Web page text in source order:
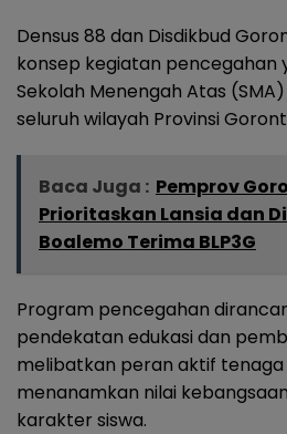
Densus 88 dan Disdikbud
konsep kegiatan pencegahan
Sekolah Menengah Atas
seluruh wilayah Provinsi
Baca Juga : Pemprov
Prioritaskan Lansia dan
Boalemo Terima BLP3G
Program pencegahan
pendekatan edukasi dan
melibatkan peran aktif
menanamkan nilai
karakter siswa.